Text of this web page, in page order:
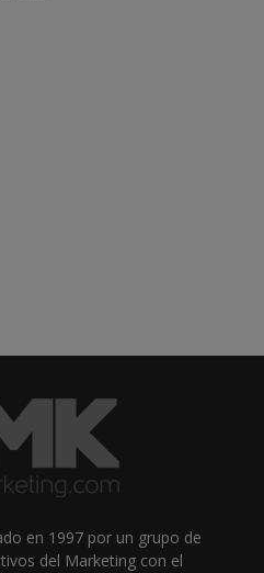
en 1997 por un grupo de
del Marketing con el